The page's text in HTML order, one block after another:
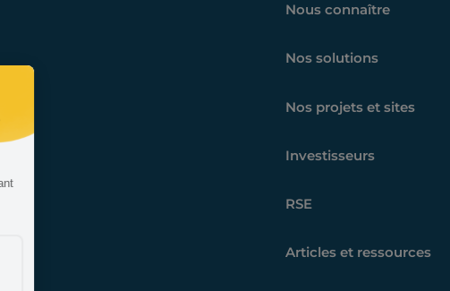
Nous connaître
Nos solutions
Nos projets et sites
Investisseurs
RSE
Articles et ressources